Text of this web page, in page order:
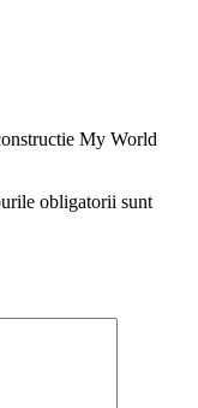
My World
obligatorii sunt